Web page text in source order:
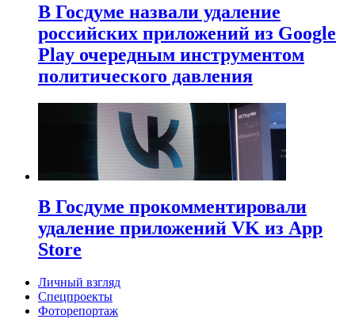
В Госдуме назвали удаление
российских приложений из Google
Play очередным инструментом
политического давления
В Госдуме прокомментировали
удаление приложений VK из App
Store
Личный взгляд
Спецпроекты
Фоторепортаж